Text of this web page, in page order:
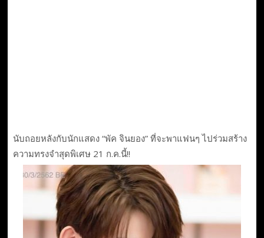
นับถอยหลังกับนักแสดง “พัค จินยอง” ที่จะพาแฟนๆ ไปร่วมสร้าง
ความทรงจำสุดพิเศษ 21 ก.ค.นี้!!